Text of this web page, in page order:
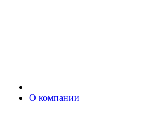
О компании